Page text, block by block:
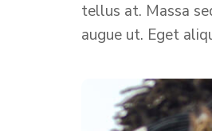
tellus at. Massa
augue ut. Eget